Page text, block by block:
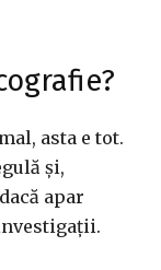
asta e tot.
și,
apar